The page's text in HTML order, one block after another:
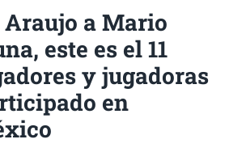
Araujo a Mario
este es el 11
y jugadoras
en